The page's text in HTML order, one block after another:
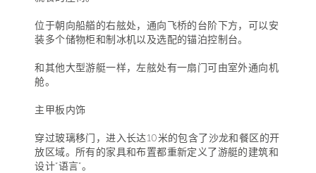
位于朝向船艏的右舷处，通向飞桥的台阶下方，可以安
装多个储物柜和制冰机以及选配的锚泊控制台。
和其他大型游艇一样，左舷处有一扇门可由室外通向机
舱。
主甲板内饰
穿过玻璃移门，进入长达10米的包含了沙龙和餐区的开
放区域。所有的家具和布置都重新定义了游艇的建筑和
设计“语言”。